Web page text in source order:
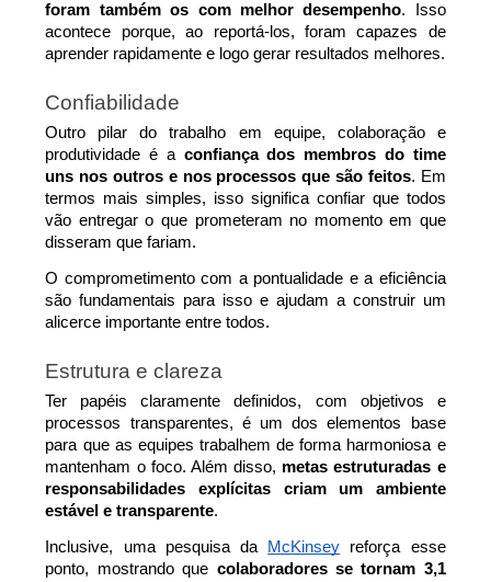
foram também os com melhor desempenho. Isso
acontece porque, ao reportá-los, foram capazes de
aprender rapidamente e logo gerar resultados melhores.
Confiabilidade
Outro pilar do trabalho em equipe, colaboração e
produtividade é a confiança dos membros do time
uns nos outros e nos processos que são feitos. Em
termos mais simples, isso significa confiar que todos
vão entregar o que prometeram no momento em que
disseram que fariam.
O comprometimento com a pontualidade e a eficiência
são fundamentais para isso e ajudam a construir um
alicerce importante entre todos.
Estrutura e clareza
Ter papéis claramente definidos, com objetivos e
processos transparentes, é um dos elementos base
para que as equipes trabalhem de forma harmoniosa e
mantenham o foco. Além disso, metas estruturadas e
responsabilidades explícitas criam um ambiente
estável e transparente.
Inclusive, uma pesquisa da McKinsey reforça esse
ponto, mostrando que colaboradores se tornam 3,1